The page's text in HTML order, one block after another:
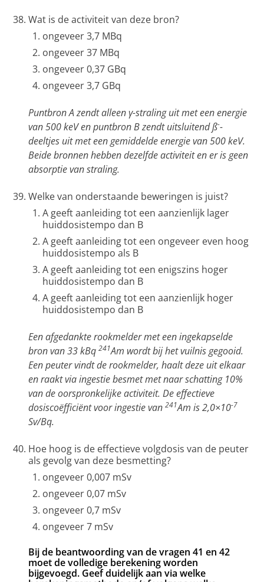
Wat is de activiteit van deze bron?
ongeveer 3,7 MBq
ongeveer 37 MBq
ongeveer 0,37 GBq
ongeveer 3,7 GBq
Puntbron A zendt alleen γ-straling uit met een energie
van 500 keV en puntbron B zendt uitsluitend ß--
deeltjes uit met een gemiddelde energie van 500 keV.
Beide bronnen hebben dezelfde activiteit en er is geen
absorptie van straling.
Welke van onderstaande beweringen is juist?
A geeft aanleiding tot een aanzienlijk lager
huiddosistempo dan B
A geeft aanleiding tot een ongeveer even hoog
huiddosistempo als B
A geeft aanleiding tot een enigszins hoger
huiddosistempo dan B
A geeft aanleiding tot een aanzienlijk hoger
huiddosistempo dan B
Een afgedankte rookmelder met een ingekapselde
bron van 33 kBq 241Am wordt bij het vuilnis gegooid.
Een peuter vindt de rookmelder, haalt deze uit elkaar
en raakt via ingestie besmet met naar schatting 10%
van de oorspronkelijke activiteit. De effectieve
dosiscoëfficiënt voor ingestie van 241Am is 2,0×10-7
Sv/Bq.
Hoe hoog is de effectieve volgdosis van de peuter
als gevolg van deze besmetting?
ongeveer 0,007 mSv
ongeveer 0,07 mSv
ongeveer 0,7 mSv
ongeveer 7 mSv
Bij de beantwoording van de vragen 41 en 42
moet de volledige berekening worden
bijgevoegd. Geef duidelijk aan via welke